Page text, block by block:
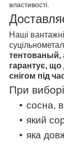
властивості.
Наші
тентованый,
гарантує, що
снігом під
При
сосна,
який
яка